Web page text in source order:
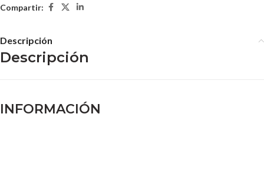
Compartir:
Descripción
Descripción
INFORMACIÓN